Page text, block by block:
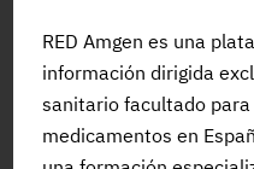
RED Amgen es una
información dirigida
sanitario facultado
medicamentos en
pacientes en
es la osteoporosis